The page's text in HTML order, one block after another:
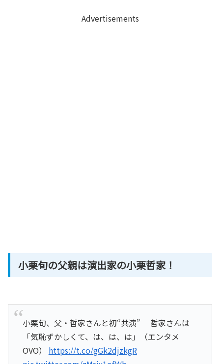
Advertisements
小栗旬の父親は演出家の小栗哲家！
小栗旬、父・哲家さんと初“共演” 哲家さんは
「気恥ずかしくて、は、は、は」（エンタメ
OVO） https://t.co/gGk2djzkgR